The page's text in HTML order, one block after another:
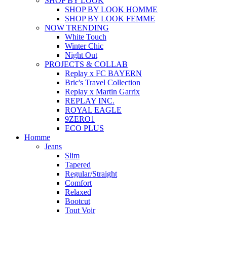
SHOP BY LOOK HOMME
SHOP BY LOOK FEMME
NOW TRENDING
White Touch
Winter Chic
Night Out
PROJECTS & COLLAB
Replay x FC BAYERN
Bric's Travel Collection
Replay x Martin Garrix
REPLAY INC.
ROYAL EAGLE
9ZERO1
ECO PLUS
Homme
Jeans
Slim
Tapered
Regular/Straight
Comfort
Relaxed
Bootcut
Tout Voir